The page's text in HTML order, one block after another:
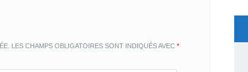
LES CHAMPS OBLIGATOIRES SONT INDIQUÉS AVEC *